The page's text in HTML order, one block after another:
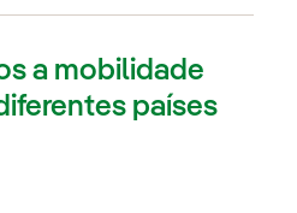
a mobilidade
países